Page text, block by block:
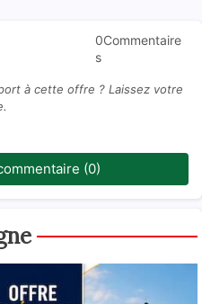
0Commentaire
s
à cette offre ? Laissez votre
(0)